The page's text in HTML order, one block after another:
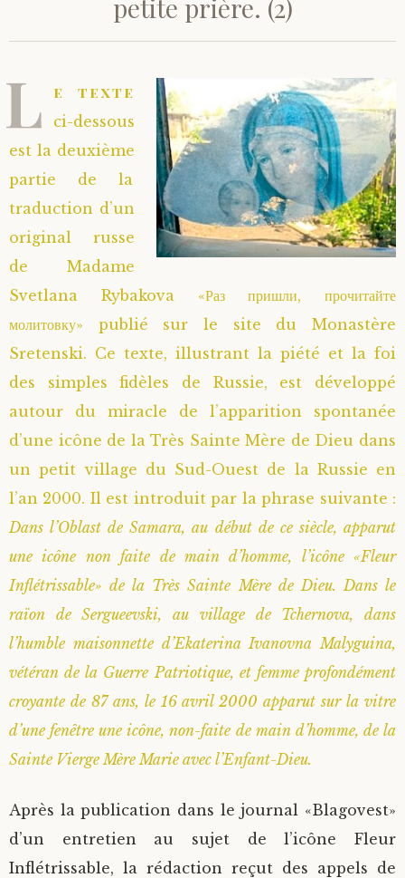
petite prière. (2)
L e texte
ci-dessous
est la deuxième
partie de la
traduction d’un
original russe
de Madame
Svetlana Rybakova «Раз пришли, прочитайте
молитовку» publié sur le site du Monastère
Sretenski. Ce texte, illustrant la piété et la foi
des simples fidèles de Russie, est développé
autour du miracle de l’apparition spontanée
d’une icône de la Très Sainte Mère de Dieu dans
un petit village du Sud-Ouest de la Russie en
l’an 2000. Il est introduit par la phrase suivante :
Dans l’Oblast de Samara, au début de ce siècle, apparut
une icône non faite de main d’homme, l’icône «Fleur
Inflétrissable» de la Très Sainte Mère de Dieu. Dans le
raïon de Sergueevski, au village de Tchernova, dans
l’humble maisonnette d’Ekaterina Ivanovna Malyguina,
vétéran de la Guerre Patriotique, et femme profondément
croyante de 87 ans, le 16 avril 2000 apparut sur la vitre
d’une fenêtre une icône, non-faite de main d’homme, de la
Sainte Vierge Mère Marie avec l’Enfant-Dieu.
Après la publication dans le journal «Blagovest»
d’un entretien au sujet de l’icône Fleur
Inflétrissable, la rédaction reçut des appels de